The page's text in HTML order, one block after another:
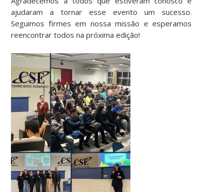
ajudaram a tornar esse evento um sucesso.
Seguimos firmes em nossa missão e esperamos
reencontrar todos na próxima edição!